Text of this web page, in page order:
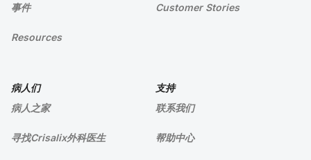
事件
Resources
Customer Stories
病人们
病人之家
寻找Crisalix外科医生
支持
联系我们
帮助中心